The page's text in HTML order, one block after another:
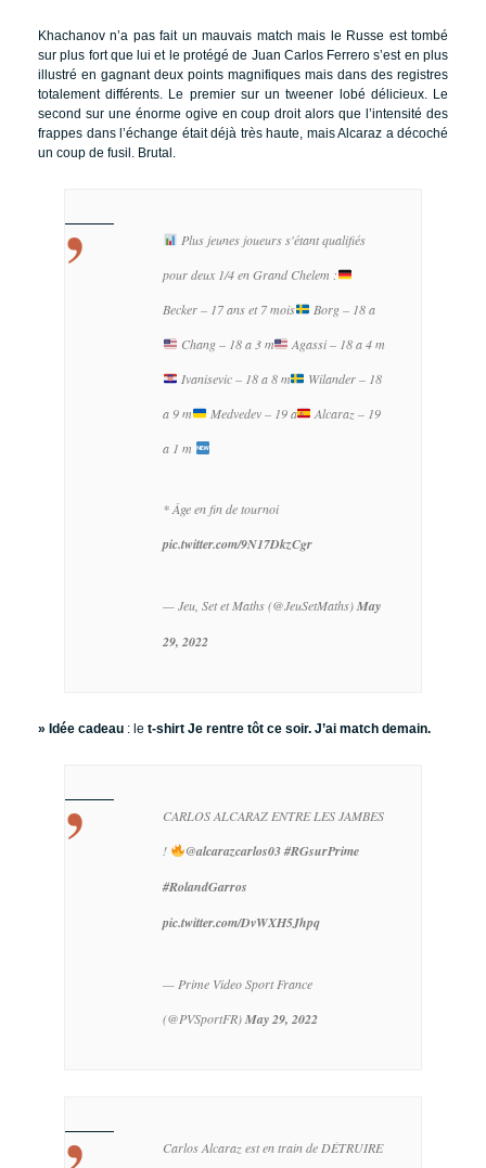
Khachanov n’a pas fait un mauvais match mais le Russe est tombé
sur plus fort que lui et le protégé de Juan Carlos Ferrero s’est en plus
illustré en gagnant deux points magnifiques mais dans des registres
totalement différents. Le premier sur un tweener lobé délicieux. Le
second sur une énorme ogive en coup droit alors que l’intensité des
frappes dans l’échange était déjà très haute, mais Alcaraz a décoché
un coup de fusil. Brutal.
Plus jeunes joueurs s'étant qualifiés
pour deux 1/4 en Grand Chelem :
Becker – 17 ans et 7 mois
Borg – 18 a
Chang – 18 a 3 m
Agassi – 18 a 4 m
Ivanisevic – 18 a 8 m
Wilander – 18
a 9 m
Medvedev – 19 a
Alcaraz – 19
a 1 m
* Âge en fin de tournoi
pic.twitter.com/9N17DkzCgr
— Jeu, Set et Maths (@JeuSetMaths)May
29, 2022
» Idée cadeau : le t-shirt Je rentre tôt ce soir. J’ai match demain.
CARLOS ALCARAZ ENTRE LES JAMBES
!
@alcarazcarlos03#RGsurPrime
#RolandGarros
pic.twitter.com/DvWXH5Jhpq
— Prime Video Sport France
(@PVSportFR)May 29, 2022
Carlos Alcaraz est en train de DÉTRUIRE